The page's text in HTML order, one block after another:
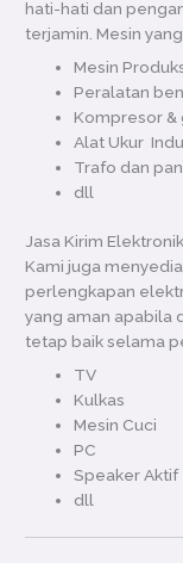
hati-hati dan
terjamin. Mesin
Mesin
Peralatan
Kompresor &
Alat Ukur
Trafo dan
dll
Jasa Kirim
Kami juga
perlengkapan
yang aman apabila
tetap baik selama
TV
Kulkas
Mesin Cuci
PC
Speaker Aktif
dll